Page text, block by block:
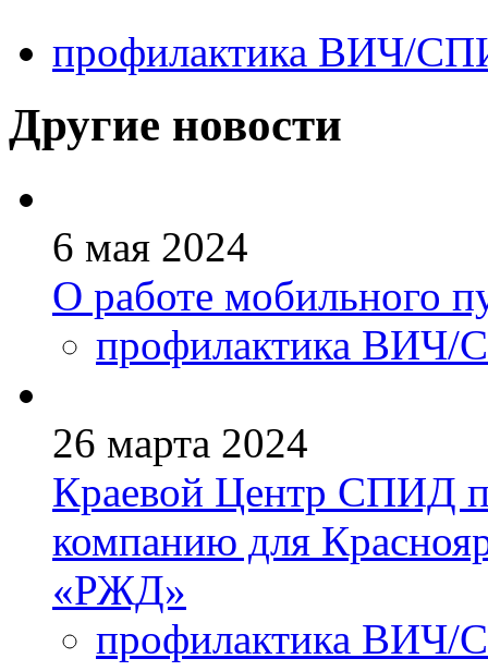
профилактика ВИЧ/
Другие новости
6 мая 2024
О работе мобильного
профилактика
26 марта 2024
Краевой Центр СПИД
компанию для
«РЖД»
профилактика